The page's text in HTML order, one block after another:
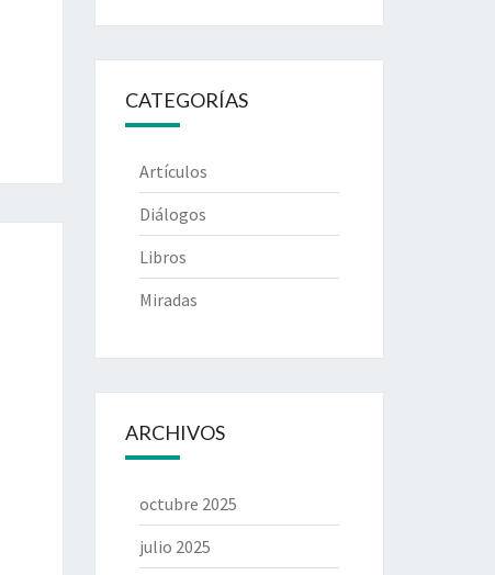
CATEGORÍAS
Artículos
Diálogos
Libros
Miradas
ARCHIVOS
octubre 2025
julio 2025